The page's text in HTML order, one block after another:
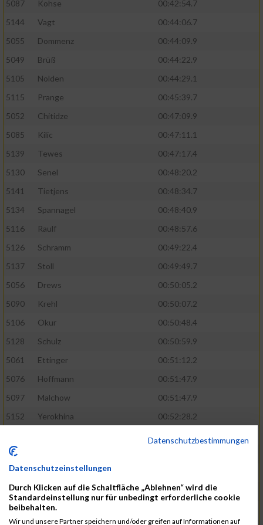
5087
Kohse
00:42:54.7
5144
Vagt
00:44:06.7
5055
Dommenz
00:44:09.9
5049
Brüß
00:44:22.9
5105
Nolden
00:44:29.1
5115
Prange
00:45:39.7
5052
Chitidze
00:47:09.9
5085
Kilic
00:47:11.1
5139
Tewes
00:47:17.4
5130
Senel
00:48:20.2
5141
Tietjens
00:48:34.7
5134
Spannagel
00:48:40.9
5116
Raulf
00:48:57.6
5126
Schramm
00:49:22.4
5137
Stoll
00:49:49.7
5056
Drews
00:50:05.2
5090
Krehl
00:50:07.2
5106
Okur
00:50:48.4
5128
Schulz
00:50:59.9
5061
Ettinger
00:51:12.2
5076
Hoffmann
00:51:47.9
5097
Malchow
00:51:47.9
5152
Yerokhina
00:52:28.2
5127
5074
Heinsohn
5145
Vumaz
00:55:56.4
5053
Cömert-Inan
Datenschutzbestimmungen
Datenschutzeinstellungen
Durch Klicken auf die Schaltfläche „Ablehnen“ wird die
Standardeinstellung nur für unbedingt erforderliche cookie
beibehalten.
Wir und unsere Partner speichern und/oder greifen auf Informationen auf